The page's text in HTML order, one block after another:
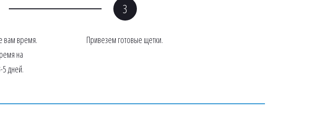
вам время.
на
5 дней.
Привезем готовые щетки.